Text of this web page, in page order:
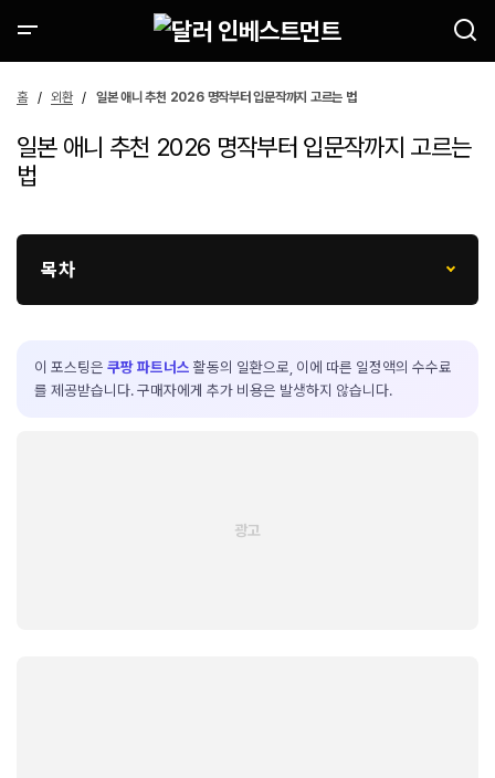
홈 외환 일본 애니 추천 2026 명작부터 입문작까지 고르는 법
일본 애니 추천 2026 명작부터 입문작까지 고르는
법
목차
이 포스팅은 쿠팡 파트너스 활동의 일환으로, 이에 따른 일정액의 수수료
를 제공받습니다. 구매자에게 추가 비용은 발생하지 않습니다.